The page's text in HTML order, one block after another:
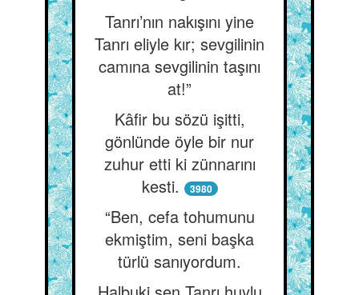
Tanrı’nın nakışını yine
Tanrı eliyle kır; sevgilinin
camına sevgilinin taşını
at!”
Kâfir bu sözü işitti,
gönlünde öyle bir nur
zuhur etti ki zünnarını
kesti.
3980
“Ben, cefa tohumunu
ekmiştim, seni başka
türlü sanıyordum.